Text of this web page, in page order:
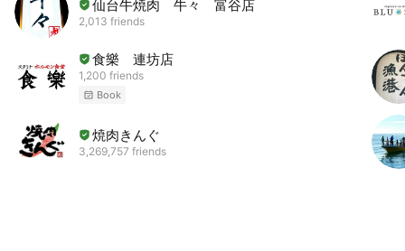
仙台牛焼肉 牛々 富谷店
2,013 friends
食樂 連坊店
1,200 friends
Book
焼肉きんぐ
3,269,757 friends